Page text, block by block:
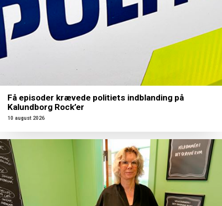
Få episoder krævede politiets indblanding på
Kalundborg Rock’er
10 august 2026